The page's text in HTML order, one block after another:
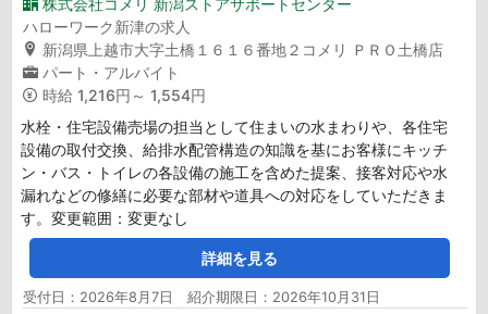
株式会社コメリ 新潟ストアサポートセンター
ハローワーク新津の求人
新潟県上越市大字土橋１６１６番地２コメリ ＰＲＯ土橋店
パート・アルバイト
時給 1,216円～ 1,554円
水栓・住宅設備売場の担当として住まいの水まわりや、各住宅
設備の取付交換、給排水配管構造の知識を基にお客様にキッチ
ン・バス・トイレの各設備の施工を含めた提案、接客対応や水
漏れなどの修繕に必要な部材や道具への対応をしていただきま
す。変更範囲：変更なし
詳細を見る
受付日：2026年8月7日 紹介期限日：2026年10月31日